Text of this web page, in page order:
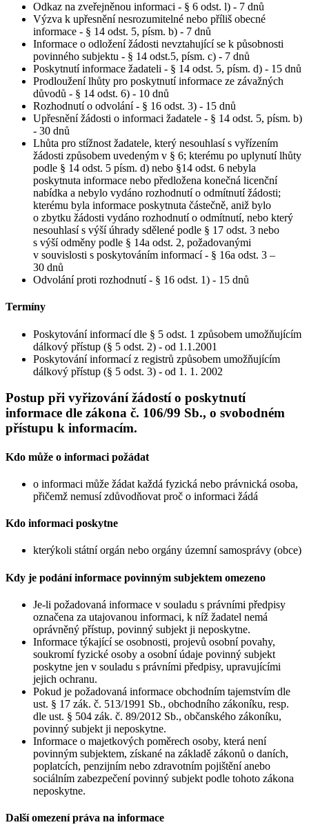
Odkaz na zveřejněnou informaci - § 6 odst. l) - 7 dnů
Výzva k upřesnění nesrozumitelné nebo příliš obecné
informace - § 14 odst. 5, písm. b) - 7 dnů
Informace o odložení žádosti nevztahující se k působnosti
povinného subjektu - § 14 odst.5, písm. c) - 7 dnů
Poskytnutí informace žadateli - § 14 odst. 5, písm. d) - 15 dnů
Prodloužení lhůty pro poskytnutí informace ze závažných
důvodů - § 14 odst. 6) - 10 dnů
Rozhodnutí o odvolání - § 16 odst. 3) - 15 dnů
Upřesnění žádosti o informaci žadatele - § 14 odst. 5, písm. b)
- 30 dnů
Lhůta pro stížnost žadatele, který nesouhlasí s vyřízením
žádosti způsobem uvedeným v § 6; kterému po uplynutí lhůty
podle § 14 odst. 5 písm. d) nebo §14 odst. 6 nebyla
poskytnuta informace nebo předložena konečná licenční
nabídka a nebylo vydáno rozhodnutí o odmítnutí žádosti;
kterému byla informace poskytnuta částečně, aniž bylo
o zbytku žádosti vydáno rozhodnutí o odmítnutí, nebo který
nesouhlasí s výší úhrady sdělené podle § 17 odst. 3 nebo
s výší odměny podle § 14a odst. 2, požadovanými
v souvislosti s poskytováním informací - § 16a odst. 3 –
30 dnů
Odvolání proti rozhodnutí - § 16 odst. 1) - 15 dnů
Termíny
Poskytování informací dle § 5 odst. 1 způsobem umožňujícím
dálkový přístup (§ 5 odst. 2) - od 1.1.2001
Poskytování informací z registrů způsobem umožňujícím
dálkový přístup (§ 5 odst. 3) - od 1. 1. 2002
Postup při vyřizování žádostí o poskytnutí
informace dle zákona č. 106/99 Sb., o svobodném
přístupu k informacím.
Kdo může o informaci požádat
o informaci může žádat každá fyzická nebo právnická osoba,
přičemž nemusí zdůvodňovat proč o informaci žádá
Kdo informaci poskytne
kterýkoli státní orgán nebo orgány územní samosprávy (obce)
Kdy je podání informace povinným subjektem omezeno
Je-li požadovaná informace v souladu s právními předpisy
označena za utajovanou informaci, k níž žadatel nemá
oprávněný přístup, povinný subjekt ji neposkytne.
Informace týkající se osobnosti, projevů osobní povahy,
soukromí fyzické osoby a osobní údaje povinný subjekt
poskytne jen v souladu s právními předpisy, upravujícími
jejich ochranu.
Pokud je požadovaná informace obchodním tajemstvím dle
ust. § 17 zák. č. 513/1991 Sb., obchodního zákoníku, resp.
dle ust. § 504 zák. č. 89/2012 Sb., občanského zákoníku,
povinný subjekt ji neposkytne.
Informace o majetkových poměrech osoby, která není
povinným subjektem, získané na základě zákonů o daních,
poplatcích, penzijním nebo zdravotním pojištění anebo
sociálním zabezpečení povinný subjekt podle tohoto zákona
neposkytne.
Další omezení práva na informace